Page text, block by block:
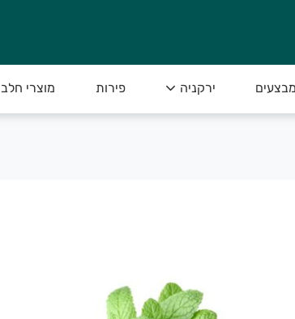
וירקות תוצרת הארץ, מהחקלאי לצרכן.
מבצעים ירקניה פירות מוצרי חלב